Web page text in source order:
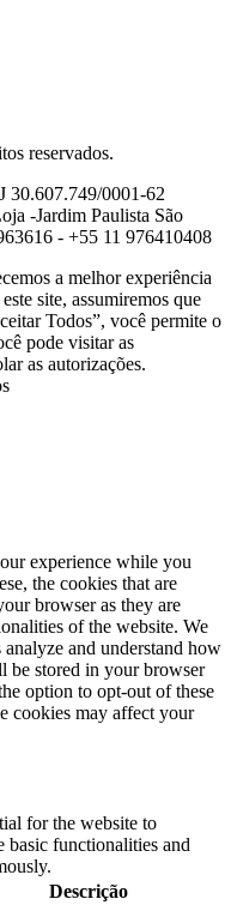
reservados.
30.607.749/0001-62
-Jardim Paulista São
- +55 11 976410408
a melhor experiência
site, assumiremos que
Todos”, você permite o
pode visitar as
as autorizações.
experience while you
the cookies that are
browser as they are
of the website. We
and understand how
be stored in your browser
option to opt-out of these
cookies may affect your
for the website to
basic functionalities and
Descrição